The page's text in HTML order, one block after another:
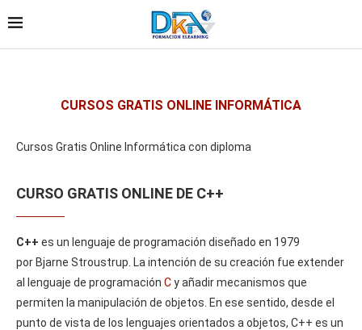
CURSOS GRATIS ONLINE INFORMÁTICA
Cursos Gratis Online Informática con diploma
CURSO GRATIS ONLINE DE C++
C++ es un lenguaje de programación diseñado en 1979
por Bjarne Stroustrup. La intención de su creación fue extender
al lenguaje de programación Cy añadir mecanismos que
permiten la manipulación de objetos. En ese sentido, desde el
punto de vista de los lenguajes orientados a objetos, C++ es un